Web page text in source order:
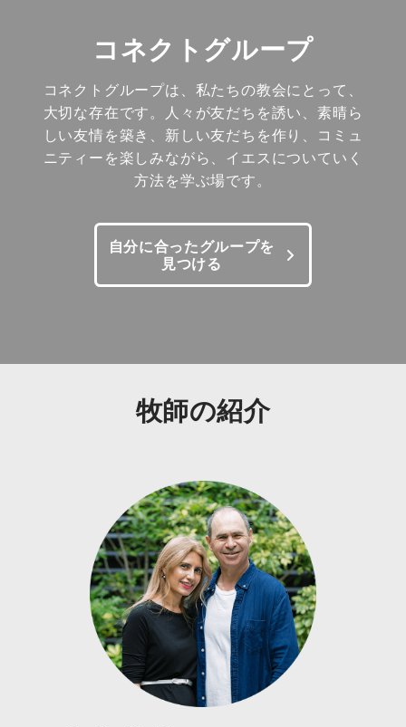
コネクトグループ
コネクトグループは、私たちの教会にとって、
大切な存在です。人々が友だちを誘い、素晴ら
しい友情を築き、新しい友だちを作り、コミュ
ニティーを楽しみながら、イエスについていく
方法を学ぶ場です。
自分に合ったグループを
見つける
牧師の紹介